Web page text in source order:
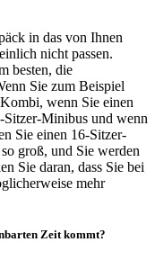
in das von Ihnen
nicht passen.
besten, die
Sie zum Beispiel
wenn Sie einen
Minibus und wenn
Sie einen 16-Sitzer-
groß, und Sie werden
Sie daran, dass Sie bei
mehr
Zeit kommt?